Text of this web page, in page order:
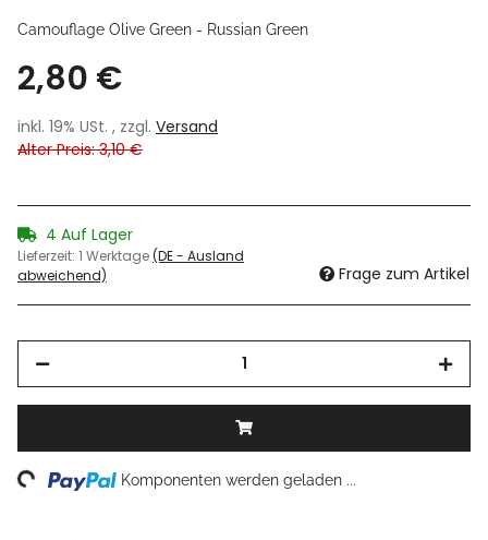
Camouflage Olive Green - Russian Green
2,80 €
inkl. 19% USt. , zzgl. Versand
Alter Preis: 3,10 €
4 Auf Lager
Lieferzeit: 1 Werktage(DE - Ausland
abweichend)
Frage zum Artikel
Komponenten werden geladen ...